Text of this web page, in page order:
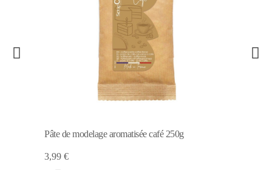
Pâte de modelage aromatisée café 250g
3,99 €